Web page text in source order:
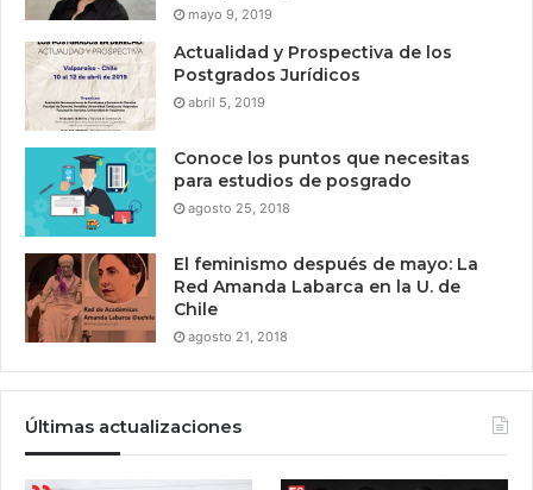
mayo 9, 2019
Actualidad y Prospectiva de los
Postgrados Jurídicos
abril 5, 2019
Conoce los puntos que necesitas
para estudios de posgrado
agosto 25, 2018
El feminismo después de mayo: La
Red Amanda Labarca en la U. de
Chile
agosto 21, 2018
Últimas actualizaciones